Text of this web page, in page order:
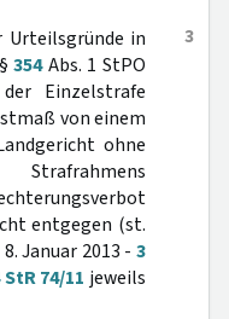
3
Urteilsgründe in
354Abs. 1 StPO
Einzelstrafe
von einem
ohne
entgegen (st.
Januar 2013 - 3
StR 74/11 jeweils